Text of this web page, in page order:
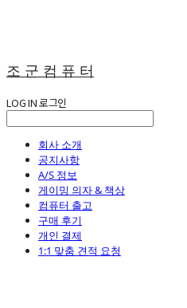
조 군 컴 퓨 터
LOG IN로그인
회사 소개
공지사항
A/S 정보
게이밍 의자 & 책상
컴퓨터 출고
구매 후기
개인 결제
1:1 맞춤 견적 요청